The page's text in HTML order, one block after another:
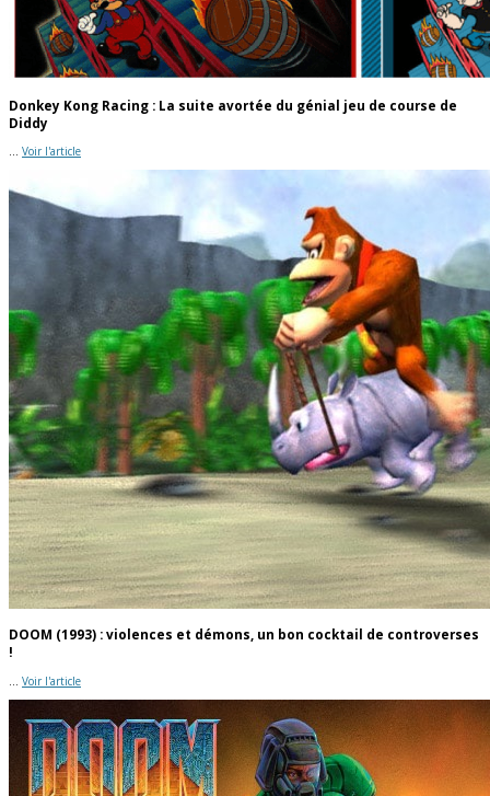
Donkey Kong Racing : La suite avortée du génial jeu de course de
Diddy
... Voir l'article
DOOM (1993) : violences et démons, un bon cocktail de controverses
!
Voir l'article